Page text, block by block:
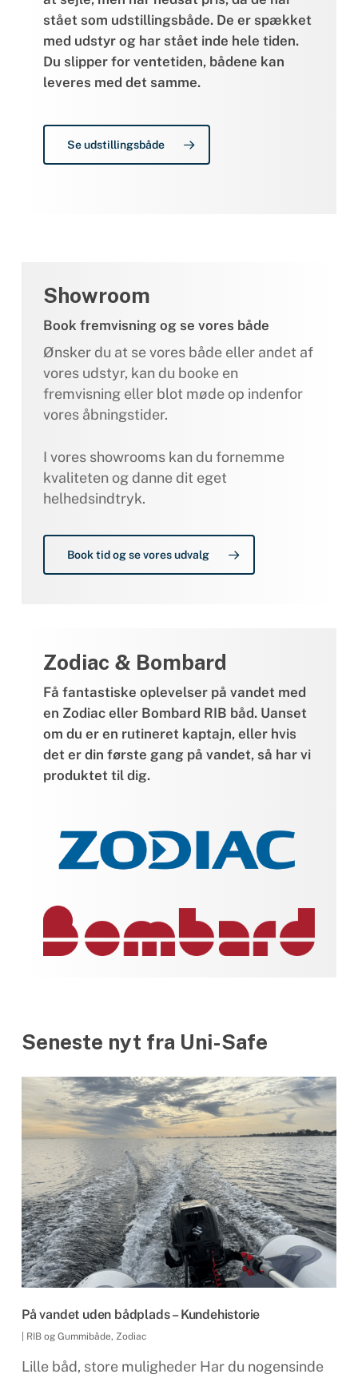
stået som udstillingsbåde. De er spækket
med udstyr og har stået inde hele tiden.
Du slipper for ventetiden, bådene kan
leveres med det samme.
Se udstillingsbåde
Showroom
Book fremvisning og se vores både
Ønsker du at se vores både eller andet af
vores udstyr, kan du booke en
fremvisning eller blot møde op indenfor
vores åbningstider.
I vores showrooms kan du fornemme
kvaliteten og danne dit eget
helhedsindtryk.
Book tid og se vores udvalg
Zodiac & Bombard
Få fantastiske oplevelser på vandet med
en Zodiac eller Bombard RIB båd. Uanset
om du er en rutineret kaptajn, eller hvis
det er din første gang på vandet, så har vi
produktet til dig.
Seneste nyt fra Uni-Safe
På vandet uden bådplads – Kundehistorie
RIB og Gummibåde, Zodiac
Lille båd, store muligheder Har du nogensinde